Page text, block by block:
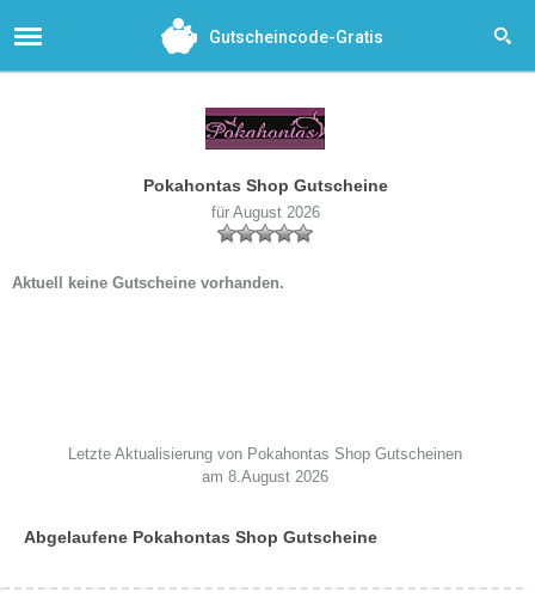
Gutscheincode-Gratis
Pokahontas Shop Gutscheine
für August 2026
Aktuell keine Gutscheine vorhanden.
Letzte Aktualisierung von Pokahontas Shop Gutscheinen
am 8.August 2026
Abgelaufene Pokahontas Shop Gutscheine